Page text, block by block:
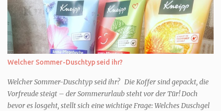
Welcher Sommer-Duschtyp seid ihr?
Welcher Sommer-Duschtyp seid ihr? Die Koffer sind gepackt, die
Vorfreude steigt – der Sommerurlaub steht vor der Tür! Doch
bevor es losgeht, stellt sich eine wichtige Frage: Welches Duschgel